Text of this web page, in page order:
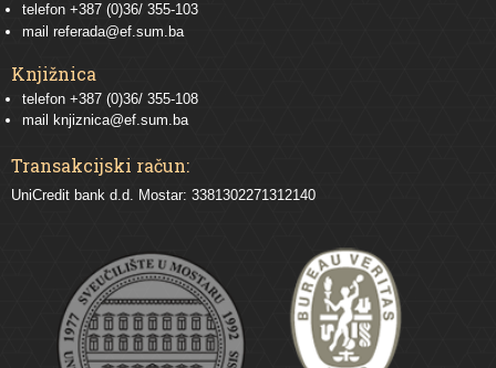
telefon +387 (0)36/ 355-103
mail referada@ef.sum.ba
Knjižnica
telefon +387 (0)36/ 355-108
mail
knjiznica@ef.sum.ba
Transakcijski račun:
UniCredit bank d.d. Mostar: 3381302271312140